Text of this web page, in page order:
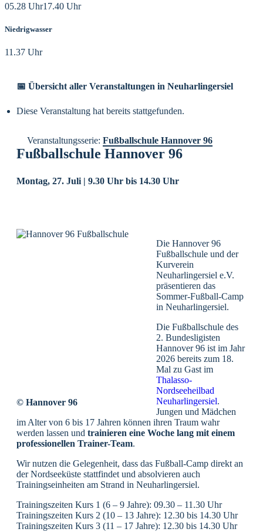
05.28 Uhr17.40 Uhr
Niedrigwasser
11.37 Uhr
📅 Übersicht aller Veranstaltungen in Neuharlingersiel
Diese Veranstaltung hat bereits stattgefunden.
Veranstaltungsserie: Fußballschule Hannover 96
Fußballschule Hannover 96
Montag, 27. Juli | 9.30 Uhr bis 14.30 Uhr
© Hannover 96
Die Hannover 96
Fußballschule und der
Kurverein
Neuharlingersiel e.V.
präsentieren das
Sommer-Fußball-Camp
in Neuharlingersiel.
Die Fußballschule des
2. Bundesligisten
Hannover 96 ist im Jahr
2026 bereits zum 18.
Mal zu Gast im
Thalasso-
Nordseeheilbad
Neuharlingersiel.
Jungen und Mädchen
im Alter von 6 bis 17 Jahren können ihren Traum wahr
werden lassen und trainieren eine Woche lang mit einem
professionellen Trainer-Team.
Wir nutzen die Gelegenheit, dass das Fußball-Camp direkt an
der Nordseeküste stattfindet und absolvieren auch
Trainingseinheiten am Strand in Neuharlingersiel.
Trainingszeiten Kurs 1 (6 – 9 Jahre): 09.30 – 11.30 Uhr
Trainingszeiten Kurs 2 (10 – 13 Jahre): 12.30 bis 14.30 Uhr
Trainingszeiten Kurs 3 (11 – 17 Jahre): 12.30 bis 14.30 Uhr